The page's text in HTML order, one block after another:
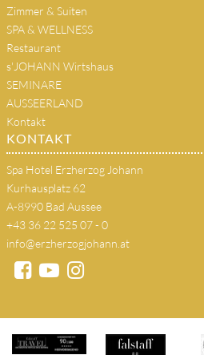
Zimmer & Suiten
SPA & WELLNESS
Restaurant
s'JOHANN Wirtshaus
SEMINARE
AUSSEERLAND
Kontakt
KONTAKT
Spa Hotel Erzherzog Johann
Kurhausplatz 62
A-8990 Bad Aussee
+43 36 22 525 07 - 0
info@erzherzogjohann.at